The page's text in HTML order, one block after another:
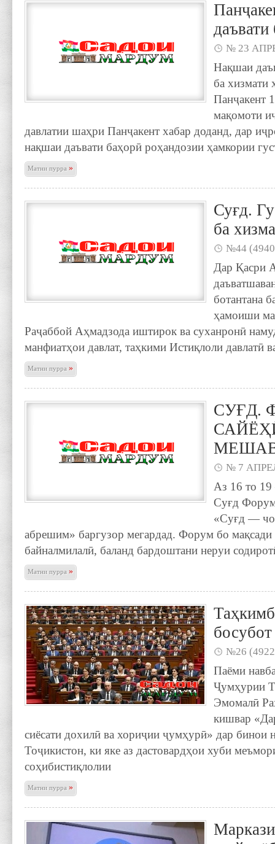
№ 23
Нақшаи
ба хизмати
Панҷакент
мақомоти
давлатии шаҳри Панҷакент хабар доданд, дар
нақшаи даъвати баҳорӣ роҳандозии ҳамкории
Матни пурра»
Суғд.
ба
№44
Дар Қасри
ботантана
ҳамоиши
Раҷаббой Аҳмадзода иштирок ва суханронӣ
манфиатҳои давлат, таҳкими Истиқлоли давлатӣ
Матни пурра»
СУҒД.
№ 7
Аз 16 то
Суғд
«Суғд —
абрешим» баргузор мегардад. Форум бо
байналмилалӣ, баланд бардоштани неруи
Матни пурра»
босубот
№26
Паёми
Ҷумҳурии
Эмомалӣ
кишвар
сиёсати дохилӣ ва хориҷии ҷумҳурӣ» дар бинои
Тоҷикистон, ки яке аз дастовардҳои хуби
соҳибистиқлолии
Матни пурра»